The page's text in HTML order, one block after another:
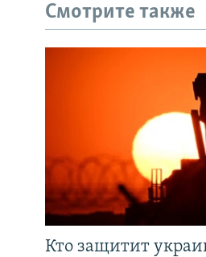
Смотрите также
Кто защитит